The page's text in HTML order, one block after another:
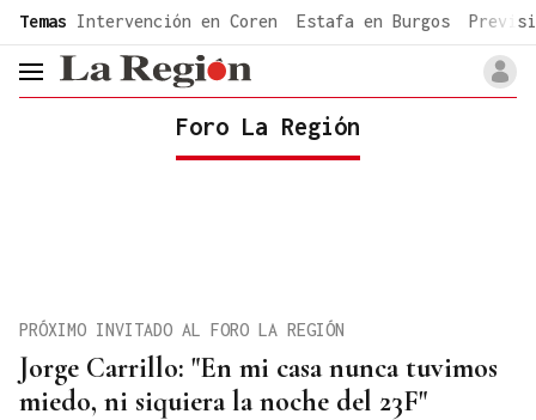
common.go-to-content
Temas Intervención en Coren Estafa en Burgos
header.menu.open
Foro La Región
Jorge Carrillo: "En mi casa nunca tuvimos
miedo, ni siquiera la noche del 23F"
PRÓXIMO INVITADO AL FORO LA REGIÓN